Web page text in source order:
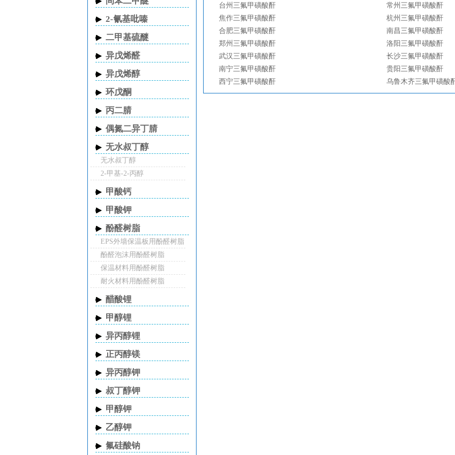
台州三氟甲磺酸酐
常州三氟甲磺酸酐
焦作三氟甲磺酸酐
杭州三氟甲磺酸酐
合肥三氟甲磺酸酐
南昌三氟甲磺酸酐
郑州三氟甲磺酸酐
洛阳三氟甲磺酸酐
武汉三氟甲磺酸酐
长沙三氟甲磺酸酐
南宁三氟甲磺酸酐
贵阳三氟甲磺酸酐
西宁三氟甲磺酸酐
乌鲁木齐三氟甲磺酸
2-氰基吡嗪
二甲基硫醚
异戊烯醛
异戊烯醇
环戊酮
丙二腈
偶氮二异丁腈
无水叔丁醇
无水叔丁醇
2-甲基-2-丙醇
甲酸钙
甲酸钾
酚醛树脂
EPS外墙保温板用酚醛树脂
酚醛泡沫用酚醛树脂
保温材料用酚醛树脂
耐火材料用酚醛树脂
醋酸锂
甲醇锂
异丙醇锂
正丙醇镁
异丙醇钾
叔丁醇钾
甲醇钾
乙醇钾
氟硅酸钠